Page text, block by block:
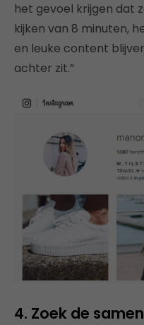
het gevoel krijgen dat
kijken van 8 minuten,
en leuke content
achter zit.”
4. Zoek de